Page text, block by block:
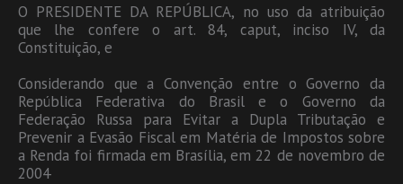
O PRESIDENTE DA REPÚBLICA, no uso da atribuição
que lhe confere o art. 84, caput, inciso IV, da
Constituição, e
Considerando que a Convenção entre o Governo da
República Federativa do Brasil e o Governo da
Federação Russa para Evitar a Dupla Tributação e
Prevenir a Evasão Fiscal em Matéria de Impostos sobre
a Renda foi firmada em Brasília, em 22 de novembro de
2004